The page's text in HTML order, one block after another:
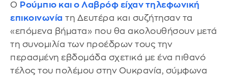
Ο Ρούμπιο και ο Λαβρόφ είχαν τηλεφωνική
επικοινωνία τη Δευτέρα και συζήτησαν τα
«επόμενα βήματα» που θα ακολουθήσουν μετά
τη συνομιλία των προέδρων τους την
περασμένη εβδομάδα σχετικά με ένα πιθανό
τέλος του πολέμου στην Ουκρανία, σύμφωνα